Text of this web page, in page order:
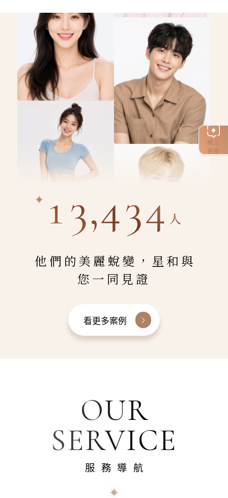
線上
客服
13,434 人
他們的美麗蛻變，星和與
您一同見證
看更多案例
OUR
SERVICE
服務導航